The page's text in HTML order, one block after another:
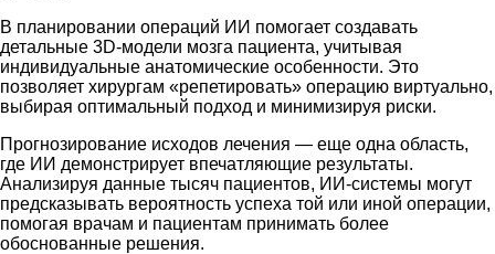
В планировании операций ИИ помогает создавать
детальные 3D-модели мозга пациента, учитывая
индивидуальные анатомические особенности. Это
позволяет хирургам «репетировать» операцию виртуально,
выбирая оптимальный подход и минимизируя риски.
Прогнозирование исходов лечения — еще одна область,
где ИИ демонстрирует впечатляющие результаты.
Анализируя данные тысяч пациентов, ИИ-системы могут
предсказывать вероятность успеха той или иной операции,
помогая врачам и пациентам принимать более
обоснованные решения.